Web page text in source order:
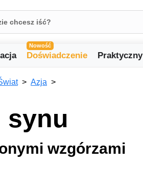
Nowość
Doświadczenie Praktyczny
Azja
synu
wzgórzami